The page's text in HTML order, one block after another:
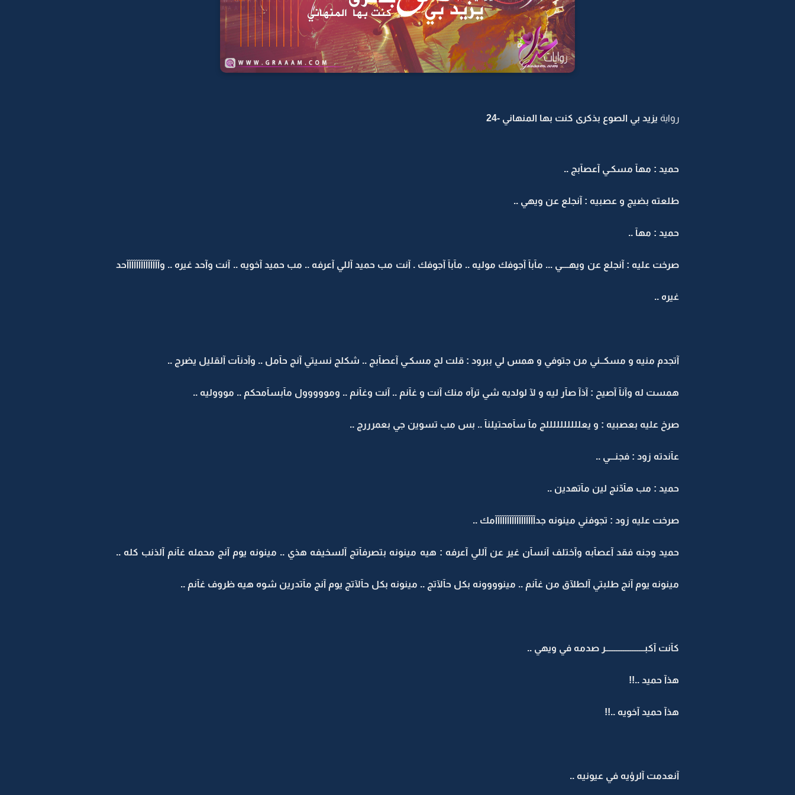
رواية يزيد بي الصوع بذكرى كنت بها المنهاني -24
حميد : مهآ مسكـي آعصآبج ..
طلعته بضيج و عصبيه : آنجلع عن ويهي ..
حميد : مهآ ..
صرخت عليه : آنجلع عن ويهــــي ... مآبآ آجوفك موليه .. مآبآ آجوفك . آنت مب حميد آللي آعرفه .. مب حميد آخويه .. آنت وآحد غيره .. وآآآآآآآآآآآآآآحد
غيره ..
آتجدم منيه و مسكــني من جتوفي و همس لي ببرود : قلت لج مسكـي آعصآبج .. شكلج نسيتي آنج حآمل .. وآدنآت آلقليل يضرج ..
همست له وآنآ آصيح : آذآ صآر ليه و لآ لولديه شي ترآه منك آنت و غآنم .. آنت وغآنم .. ومووووول مآبسآمحكم .. موووليه ..
صرخ عليه بعصبيه : و يعللللللللللج مآ سآمحتيلنآ .. بس مب تسوين جي بعمرررج ..
عآندته زود : فجنـــي ..
حميد : مب هآدّنج لين مآتهدين ..
صرخت عليه زود : تجوفني مينونه جدآآآآآآآآآآآآآآآآآمك ..
حميد وجنه فقد آعصآبه وآختلف آنسآن غير عن آللي آعرفه : هيه مينونه بتصرفآتج آلسخيفه هذي .. مينونه يوم آنج محمله غآنم آلذنب كله ..
مينونه يوم آنج طلبتي آلطلآق من غآنم .. مينوووونه بكل حآلآتج .. مينونه بكل حآلآتج يوم آنج مآتدرين شوه هيه ظروف غآنم ..
كآنت آكبــــــــــــــــــــــر صدمه في ويهي ..
هذآ حميد ..!!
هذآ حميد آخويه ..!!
آنعدمت آلرؤيه في عيونيه ..